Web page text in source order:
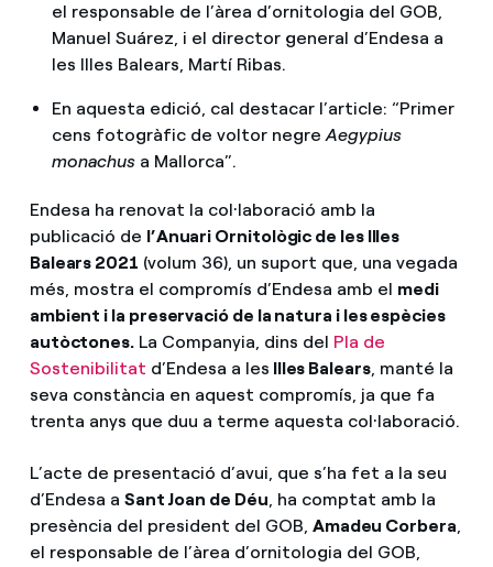
el responsable de l’àrea d’ornitologia del GOB,
Manuel Suárez, i el director general d’Endesa a
les Illes Balears, Martí Ribas.
En aquesta edició, cal destacar l’article: “Primer
cens fotogràfic de voltor negreAegypius
monachus a Mallorca”.
Endesa ha renovat la col·laboració amb la
publicació de l’Anuari Ornitològic de les Illes
Balears 2021 (volum 36), un suport que, una vegada
més, mostra el compromís d’Endesa amb el medi
ambient i la preservació de la natura i les espècies
autòctones. La Companyia, dins del Pla de
Sostenibilitat d’Endesa a les Illes Balears, manté la
seva constància en aquest compromís, ja que fa
trenta anys que duu a terme aquesta col·laboració.
L’acte de presentació d’avui, que s’ha fet a la seu
d’Endesa a Sant Joan de Déu, ha comptat amb la
presència del president del GOB, Amadeu Corbera,
el responsable de l’àrea d’ornitologia del GOB,